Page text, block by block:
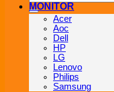
MONITOR
Acer
Aoc
Dell
HP
LG
Lenovo
Philips
Samsung